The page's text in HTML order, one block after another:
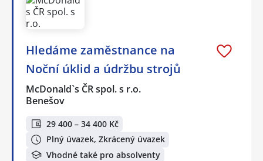
Hledáme zaměstnance na
Noční úklid a údržbu strojů
McDonald`s ČR spol. s r.o.
Benešov
29 400 – 34 400 Kč
Plný úvazek, Zkrácený úvazek
Vhodné také pro absolventy